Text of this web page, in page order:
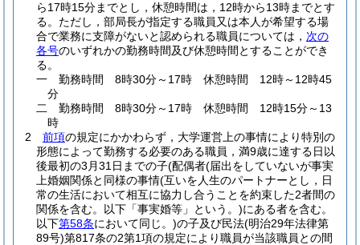
ら17時15分までとし，休憩時間は，12時から13時までとす
る。 ただし，部局長が指定する職員又は本人が希望する場
合で業務に支障がないと認められる職員については， 次の
各号のいずれかの勤務時間及び休憩時間とすることができ
る。
一
勤務時間 8時30分～17時 休憩時間 12時～12時45
分
二
勤務時間 8時30分～17時 休憩時間 12時15分～13
時
2
前項の規定にかかわらず，大学運営上の事情により特別の
形態によって勤務する必要のある職員，満9歳に達する日以
後最初の3月31日までの子(配偶者(届出をしていないが事実
上婚姻関係と同様の事情(互いを人生のパートナーとし，日
常の生活において相互に協力し合うことを約束した2者間の
関係を含む。以下「事実婚等」という。)にある者を含む。
以下第58条において同じ。)の子及び民法(明治29年法律第
89号)第817条の2第1項の規定により職員が当該職員との間